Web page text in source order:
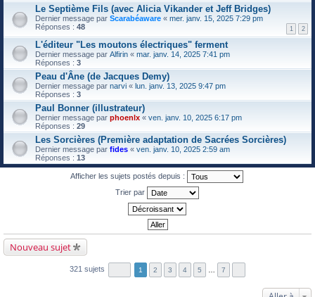
Le Septième Fils (avec Alicia Vikander et Jeff Bridges)
Dernier message par Scarabéaware « mer. janv. 15, 2025 7:29 pm
Réponses : 48 1 2
L'éditeur "Les moutons électriques" ferment
Dernier message par Alfirin « mar. janv. 14, 2025 7:41 pm
Réponses : 3
Peau d'Âne (de Jacques Demy)
Dernier message par narvi « lun. janv. 13, 2025 9:47 pm
Réponses : 3
Paul Bonner (illustrateur)
Dernier message par phoenlx « ven. janv. 10, 2025 6:17 pm
Réponses : 29
Les Sorcières (Première adaptation de Sacrées Sorcières)
Dernier message par fides « ven. janv. 10, 2025 2:59 am
Réponses : 13
Afficher les sujets postés depuis :
Trier par
Nouveau sujet
321 sujets 1 2 3 4 5 7